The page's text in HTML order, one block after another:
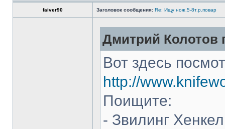
faiver90 Заголовок сообщения: Re: Ищу нож.5-8т.р.повар
Дмитрий Колотов
Вот здесь
http://
Поищите:
- Звилинг